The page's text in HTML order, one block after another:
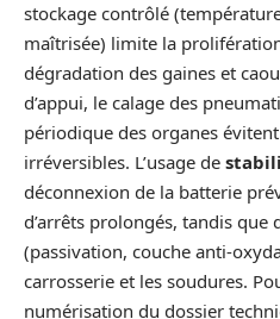
stockage contrôlé
maîtrisée) limite la
dégradation des gaines et
d’appui, le calage des
périodique des organes
irréversibles. L’usage de
déconnexion de la batterie
d’arrêts prolongés, tandis que
(passivation, couche anti-
carrosserie et les soudures.
numérisation du dossier